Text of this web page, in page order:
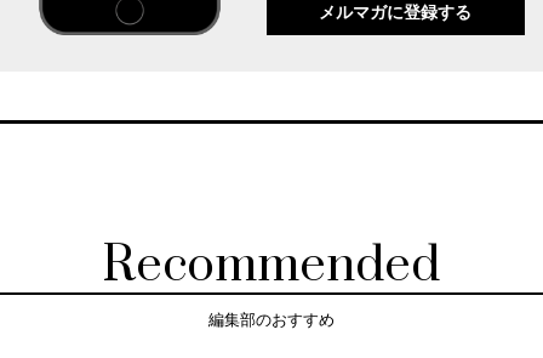
メルマガに登録する
Recommended
編集部のおすすめ